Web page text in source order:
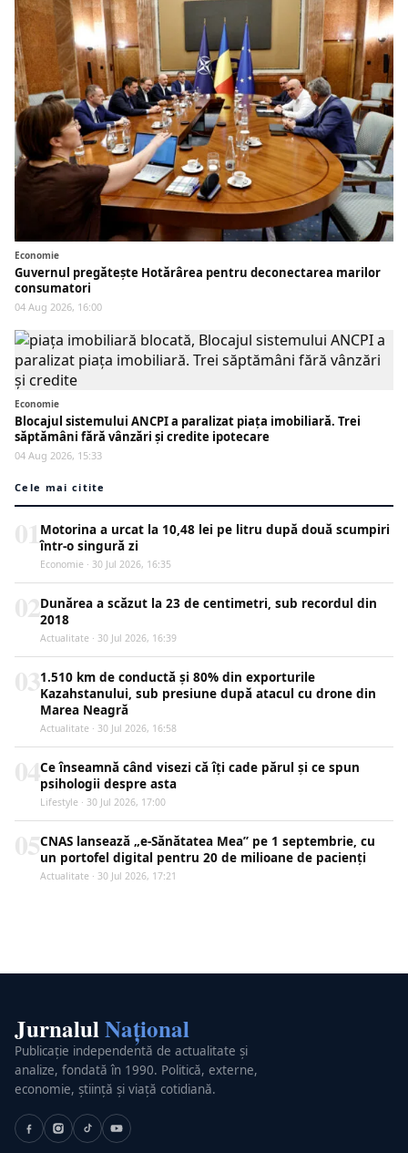
Economie
Guvernul pregătește Hotărârea pentru deconectarea marilor
consumatori
04 Aug 2026, 16:00
Economie
Blocajul sistemului ANCPI a paralizat piața imobiliară. Trei
săptămâni fără vânzări și credite ipotecare
04 Aug 2026, 15:33
Cele mai citite
01Motorina a urcat la 10,48 lei pe litru după două scumpiri
într-o singură zi
Economie · 30 Jul 2026, 16:35
Dunărea a scăzut la 23 de centimetri, sub recordul din
2018
Actualitate · 30 Jul 2026, 16:39
1.510 km de conductă și 80% din exporturile
Kazahstanului, sub presiune după atacul cu drone din
Marea Neagră
Actualitate · 30 Jul 2026, 16:58
Ce înseamnă când visezi că îți cade părul și ce spun
psihologii despre asta
Lifestyle · 30 Jul 2026, 17:00
CNAS lansează „e-Sănătatea Mea” pe 1 septembrie, cu
un portofel digital pentru 20 de milioane de pacienți
Actualitate · 30 Jul 2026, 17:21
JurnalulNațional
Publicație independentă de actualitate și
analize, fondată în 1990. Politică, externe,
economie, știință și viață cotidiană.